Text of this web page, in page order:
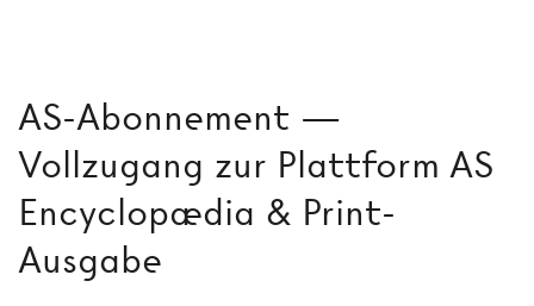
AS-Abonnement —
Vollzugang zur Plattform AS
Encyclopædia & Print-
Ausgabe